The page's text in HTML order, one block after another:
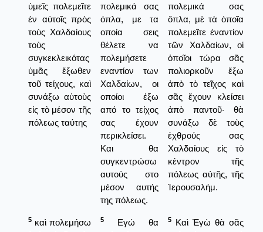
ὑμεῖς πολεμεῖτε
ἐν αὐτοῖς πρὸς
τοὺς Χαλδαίους
τοὺς
συγκεκλεικότας
ὑμᾶς ἔξωθεν
τοῦ τείχους, καὶ
συνάξω αὐτοὺς
εἰς τὸ μέσον τῆς
πόλεως ταύτης
πολεμικά σας
όπλα, με τα
οποία σεις
θέλετε να
πολεμήσετε
εναντίον των
Χαλδαίων, οι
οποίοι έξω
από το τείχος
σας έχουν
περικλείσει.
Και θα
συγκεντρώσω
αυτούς στο
μέσον αυτής
της πόλεως.
πολεμικά σας
ὅπλα, μὲ τὰ ὁποῖα
πολεμεῖτε ἐναντίον
τῶν Χαλδαίων, οἱ
ὁποῖοι τώρα σᾶς
πολιορκοῦν ἔξω
ἀπὸ τὸ τεῖχος καὶ
σᾶς ἔχουν κλείσει
ἀπὸ παντοῦ· θὰ
συνάξω δὲ τοὺς
ἐχθρούς σας
Χαλδαίους εἰς τὸ
κέντρον τῆς
πόλεως αὐτῆς, τῆς
Ἱερουσαλήμ.
5 καὶ πολεμήσω
5
Εγώ θα
5
Καὶ Ἐγὼ θὰ σᾶς